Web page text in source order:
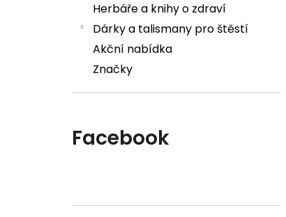
Herbáře a knihy o zdraví
Dárky a talismany pro štěstí
Akční nabídka
Značky
Facebook